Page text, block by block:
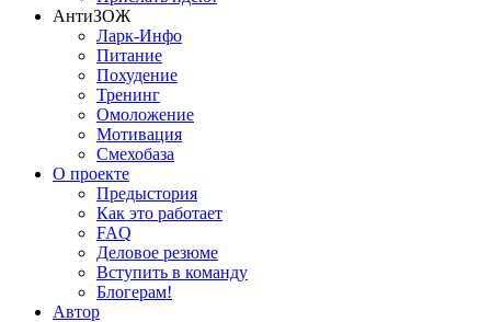
АнтиЗОЖ
Ларк-Инфо
Питание
Похудение
Тренинг
Омоложение
Мотивация
Смехобаза
О проекте
Предыстория
Как это работает
FAQ
Деловое резюме
Вступить в команду
Блогерам!
Автор